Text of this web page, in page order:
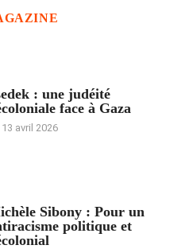
: une judéité
face à Gaza
13 avril 2026
Sibony : Pour un
politique et